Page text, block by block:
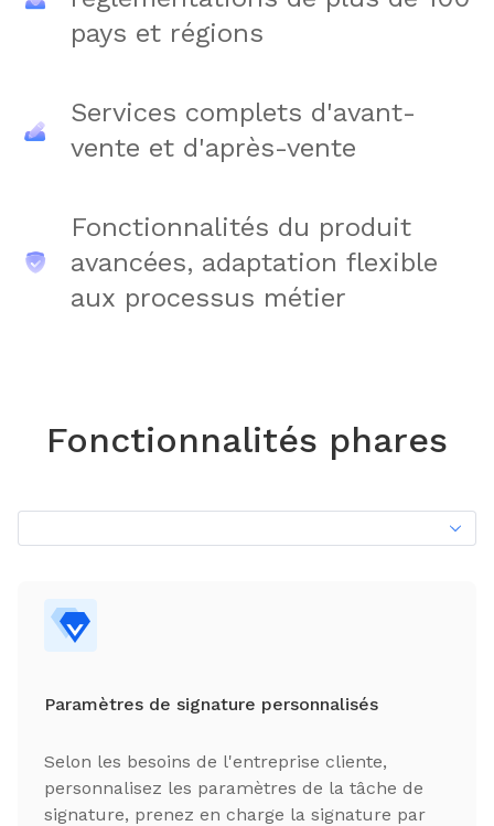
pays et régions
Services complets d'avant-
vente et d'après-vente
Fonctionnalités du produit
avancées, adaptation flexible
aux processus métier
Fonctionnalités phares
Paramètres de signature personnalisés
Selon les besoins de l'entreprise cliente,
personnalisez les paramètres de la tâche de
signature, prenez en charge la signature par